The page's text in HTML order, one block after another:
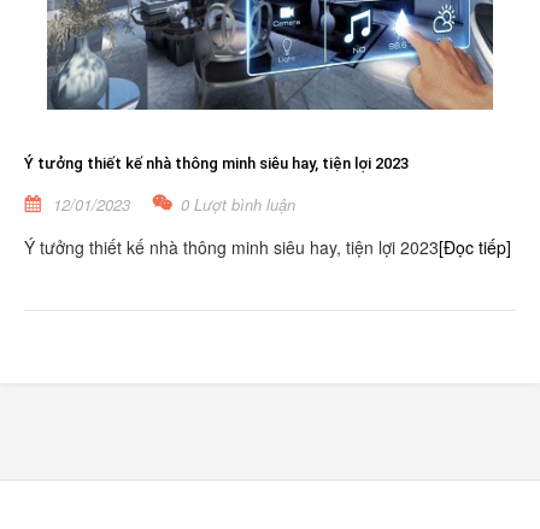
Ý tưởng thiết kế nhà thông minh siêu hay, tiện lợi 2023
12/01/2023 0 Lượt bình luận
Ý tưởng thiết kế nhà thông minh siêu hay, tiện lợi 2023[Đọc tiếp]